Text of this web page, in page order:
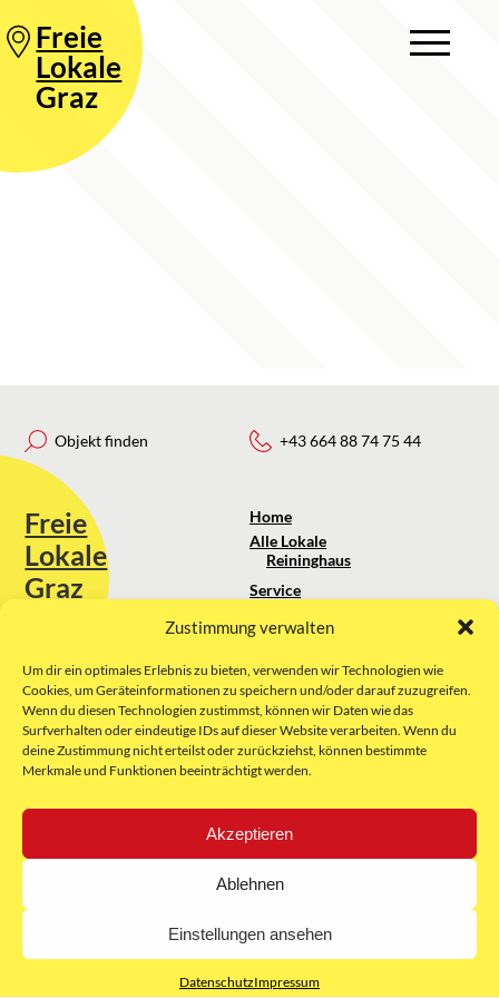
Zustimmung verwalten
Um dir ein optimales Erlebnis zu bieten, verwenden wir Technologien wie
Cookies, um Geräteinformationen zu speichern und/oder darauf zuzugreifen.
Wenn du diesen Technologien zustimmst, können wir Daten wie das
Surfverhalten oder eindeutige IDs auf dieser Website verarbeiten. Wenn du
deine Zustimmung nicht erteilst oder zurückziehst, können bestimmte
Merkmale und Funktionen beeinträchtigt werden.
Akzeptieren
Ablehnen
Einstellungen ansehen
DatenschutzImpressum
Freie
Lokale
Graz
Objekt finden
Freie
Lokale
Graz
Sie erreichen uns unter:
kontakt@freielokale-graz.at
Website by Rubikon Werbeagentur
GmbH
+43 664 88 74 75 44
Home
Alle Lokale
Reininghaus
Service
Über uns
Impressum
AGB
Datenschutz
E-Mail